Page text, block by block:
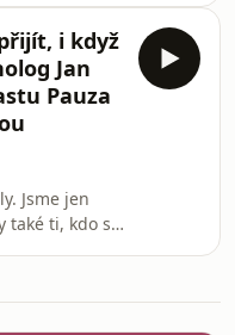
úniku, o
a o tom,
konec,
i když
Jan
Pauza
Jsme jen
také ti, kdo se
v
mluví o